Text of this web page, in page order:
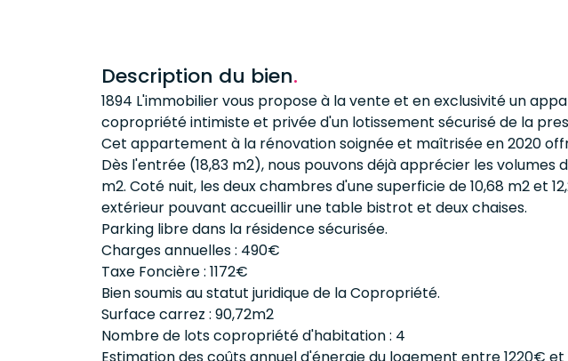
Description du bien.
1894 L'immobilier vous propose à la vente et en exclusivité un
copropriété intimiste et privée d'un lotissement sécurisé de la
Cet appartement à la rénovation soignée et maîtrisée en 2020
Dès l'entrée (18,83 m2), nous pouvons déjà apprécier les
m2. Coté nuit, les deux chambres d'une superficie de 10,68 m2 et
extérieur pouvant accueillir une table bistrot et deux chaises.
Parking libre dans la résidence sécurisée.
Charges annuelles : 490€
Taxe Foncière : 1172€
Bien soumis au statut juridique de la Copropriété.
Surface carrez : 90,72m2
Nombre de lots copropriété d'habitation : 4